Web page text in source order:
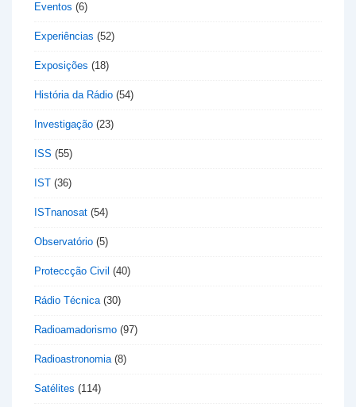
Eventos (6)
Experiências (52)
Exposições (18)
História da Rádio (54)
Investigação (23)
ISS (55)
IST (36)
ISTnanosat (54)
Observatório (5)
Proteccção Civil (40)
Rádio Técnica(30)
Radioamadorismo (97)
Radioastronomia(8)
Satélites (114)